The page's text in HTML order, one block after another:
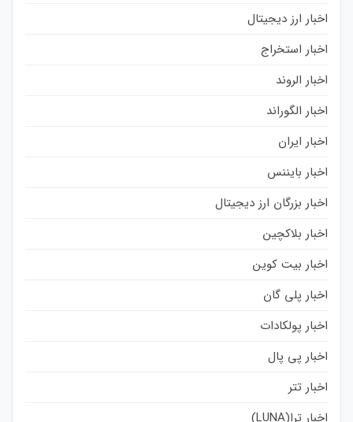
اخبار ارز دیجیتال
اخبار استخراج
اخبار الروند
اخبار الگوراند
اخبار ایران
اخبار بایننس
اخبار بزرگان ارز دیجیتال
اخبار بلاکچین
اخبار بیت کوین
اخبار پلی گان
اخبار پولکادات
اخبار پی پال
اخبار تتر
اخبار ترا(LUNA)